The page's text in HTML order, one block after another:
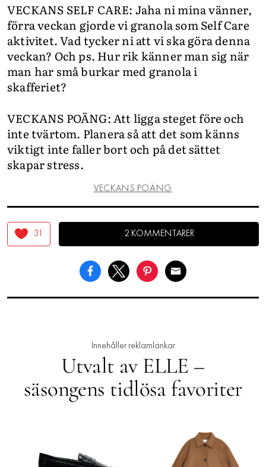
VECKANS SELF CARE: Jaha ni mina vänner,
förra veckan gjorde vi granola som Self Care
aktivitet. Vad tycker ni att vi ska göra denna
veckan? Och ps. Hur rik känner man sig när
man har små burkar med granola i
skafferiet?
VECKANS POÄNG: Att ligga steget före och
inte tvärtom. Planera så att det som känns
viktigt inte faller bort och på det sättet
skapar stress.
VECKANS POÄNG
31 2 KOMMENTARER
Innehåller reklamlänkar
Utvalt av ELLE –
säsongens tidlösa favoriter